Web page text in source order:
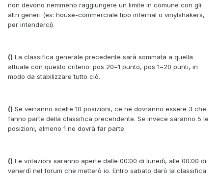
non devono nemmeno raggiungere un limite in comune con gli
altri generi (es: house-commerciale tipo infernal o vinylshakers,
per intenderci).
() La classifica generale precedente sarà sommata a quella
attuale con questo criterio: pos 20=1 punto, pos 1=20 punti, in
modo da stabilizzare tutto ciò.
() Se verranno scelte 10 posizioni, ce ne dovranno essere 3 che
fanno parte della classifica precendente. Se invece saranno 5 le
posizioni, almeno 1 ne dovrà far parte.
() Le votazioni saranno aperte dalle 00:00 di lunedì, alle 00:00 di
venerdì nel forum che metterò io. Entro sabato darò la classifica